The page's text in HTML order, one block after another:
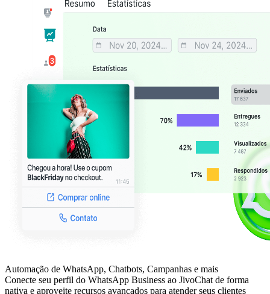
Automação de WhatsApp, Chatbots, Campanhas e mais
Conecte seu perfil do WhatsApp Business ao JivoChat de forma
nativa e aproveite recursos avançados para atender seus clientes